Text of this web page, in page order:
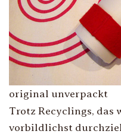
original unverpackt
Trotz Recyclings, das
vorbildlichst